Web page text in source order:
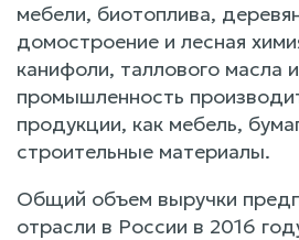
мебели, биотоплива,
домостроение и лесная
канифоли, таллового масла
промышленность
продукции, как мебель,
строительные материалы.
Общий объем выручки
отрасли в России в 2016